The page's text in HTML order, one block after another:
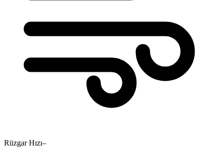
Rüzgar Hızı–